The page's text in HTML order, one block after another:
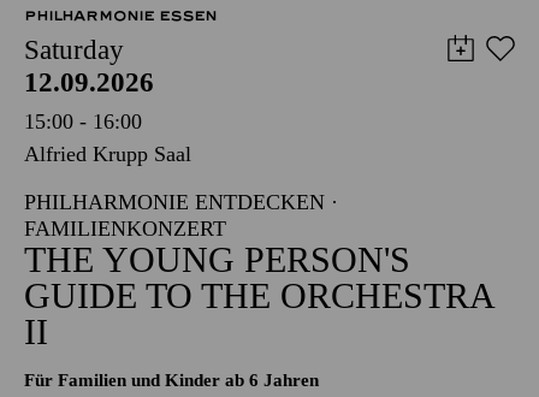
PHILHARMONIE ESSEN
Saturday
12.09.2026
15:00 - 16:00
Alfried Krupp Saal
PHILHARMONIE ENTDECKEN ·
FAMILIENKONZERT
THE YOUNG PERSON'S
GUIDE TO THE ORCHESTRA
II
Für Familien und Kinder ab 6 Jahren